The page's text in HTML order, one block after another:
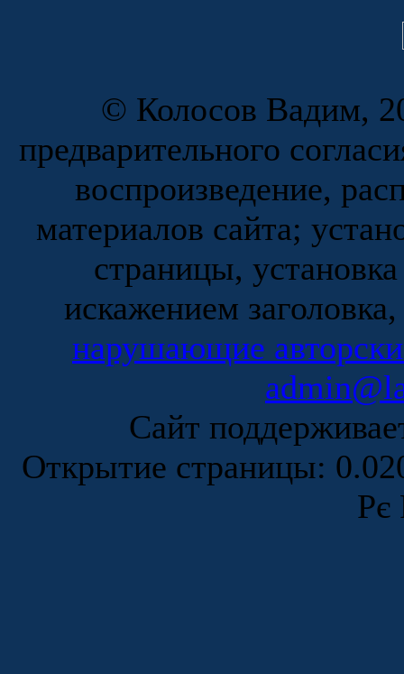
© Колосов Вадим,
предварительного
воспроизведение,
материалов сайта;
страницы,
искажением
нарушающие
Сайт
Открытие страницы:
Рє